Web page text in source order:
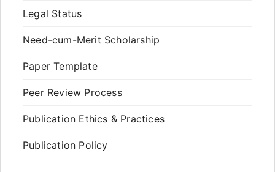
Legal Status
Need-cum-Merit Scholarship
Paper Template
Peer Review Process
Publication Ethics & Practices
Publication Policy